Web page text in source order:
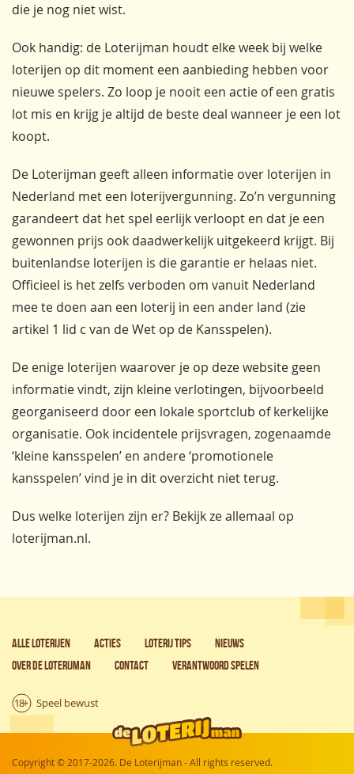
die je nog niet wist.
Ook handig: de Loterijman houdt elke week bij welke
loterijen op dit moment een aanbieding hebben voor
nieuwe spelers. Zo loop je nooit een actie of een gratis
lot mis en krijg je altijd de beste deal wanneer je een lot
koopt.
De Loterijman geeft alleen informatie over loterijen in
Nederland met een loterijvergunning. Zo’n vergunning
garandeert dat het spel eerlijk verloopt en dat je een
gewonnen prijs ook daadwerkelijk uitgekeerd krijgt. Bij
buitenlandse loterijen is die garantie er helaas niet.
Officieel is het zelfs verboden om vanuit Nederland
mee te doen aan een loterij in een ander land (zie
artikel 1 lid c van de Wet op de Kansspelen).
De enige loterijen waarover je op deze website geen
informatie vindt, zijn kleine verlotingen, bijvoorbeeld
georganiseerd door een lokale sportclub of kerkelijke
organisatie. Ook incidentele prijsvragen, zogenaamde
‘kleine kansspelen’ en andere ‘promotionele
kansspelen’ vind je in dit overzicht niet terug.
Dus welke loterijen zijn er? Bekijk ze allemaal op
loterijman.nl.
Alle loterijen Acties Loterij tips
Nieuws
Over de Loterijman
Contact Verantwoord spelen
Copyright © 2017-2026. De Loterijman - All rights reserved.